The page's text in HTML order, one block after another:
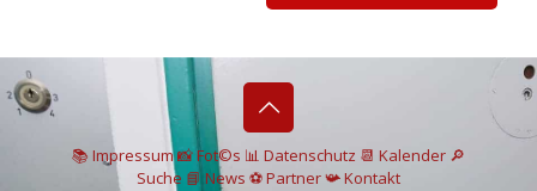
📚 Impressum📸Fot©s 📊 Datenschutz 📆 Kalender 🔎
Suche 📘 News ⚽Partner📯Kontakt